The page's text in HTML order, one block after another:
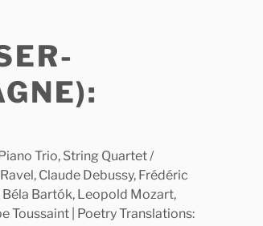
Trio, String Quartet /
Claude Debussy, Frédéric
Béla Bartók, Leopold Mozart,
Toussaint | Poetry Translations: